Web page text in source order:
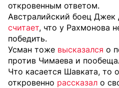
откровенным ответом.
Австралийский боец Джек
считает, что у Рахмонова
победить.
Усман тоже высказался о
против Чимаева и
Что касается Шавката, то
откровенно рассказал о